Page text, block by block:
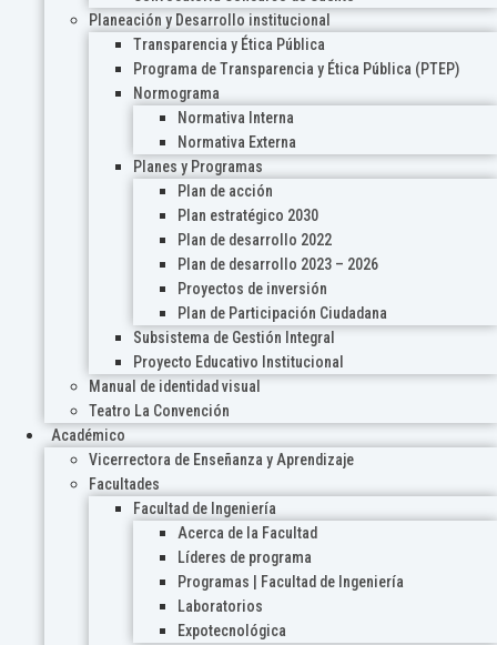
Planeación y Desarrollo institucional
Transparencia y Ética Pública
Programa de Transparencia y Ética Pública (PTEP)
Normograma
Normativa Interna
Normativa Externa
Planes y Programas
Plan de acción
Plan estratégico 2030
Plan de desarrollo 2022
Plan de desarrollo 2023 – 2026
Proyectos de inversión
Plan de Participación Ciudadana
Subsistema de Gestión Integral
Proyecto Educativo Institucional
Manual de identidad visual
Teatro La Convención
Académico
Vicerrectora de Enseñanza y Aprendizaje
Facultades
Facultad de Ingeniería
Acerca de la Facultad
Líderes de programa
Programas | Facultad de Ingeniería
Laboratorios
Expotecnológica